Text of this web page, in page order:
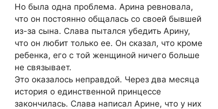
Но была одна проблема. Арина ревновала,
что он постоянно общалась со своей бывшей
из-за сына. Слава пытался убедить Арину,
что он любит только ее. Он сказал, что кроме
ребенка, его с той женщиной ничего больше
не связывает.
Это оказалось неправдой. Через два месяца
история о единственной принцессе
закончилась. Слава написал Арине, что у них